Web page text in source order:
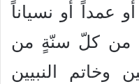
عمداً أو نسياناً
من كلّ سنّةٍ من
وخاتم النبيين